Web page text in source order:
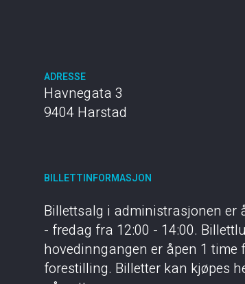
ADRESSE
Havnegata 3
9404 Harstad
BILLETTINFORMASJON
Billettsalg i administrasjonen er
- fredag fra 12:00 - 14:00.
hovedinngangen er åpen 1 time
forestilling. Billetter kan kjøpes